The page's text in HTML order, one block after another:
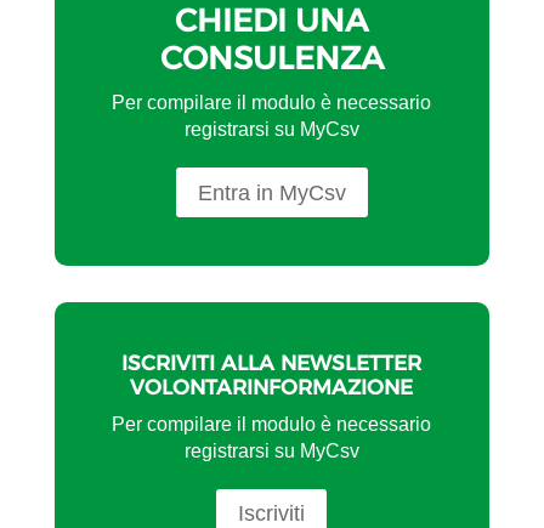
CHIEDI UNA
CONSULENZA
Per compilare il modulo è necessario
registrarsi su MyCsv
Entra in MyCsv
ISCRIVITI ALLA NEWSLETTER
VOLONTARINFORMAZIONE
Per compilare il modulo è necessario
registrarsi su MyCsv
Iscriviti